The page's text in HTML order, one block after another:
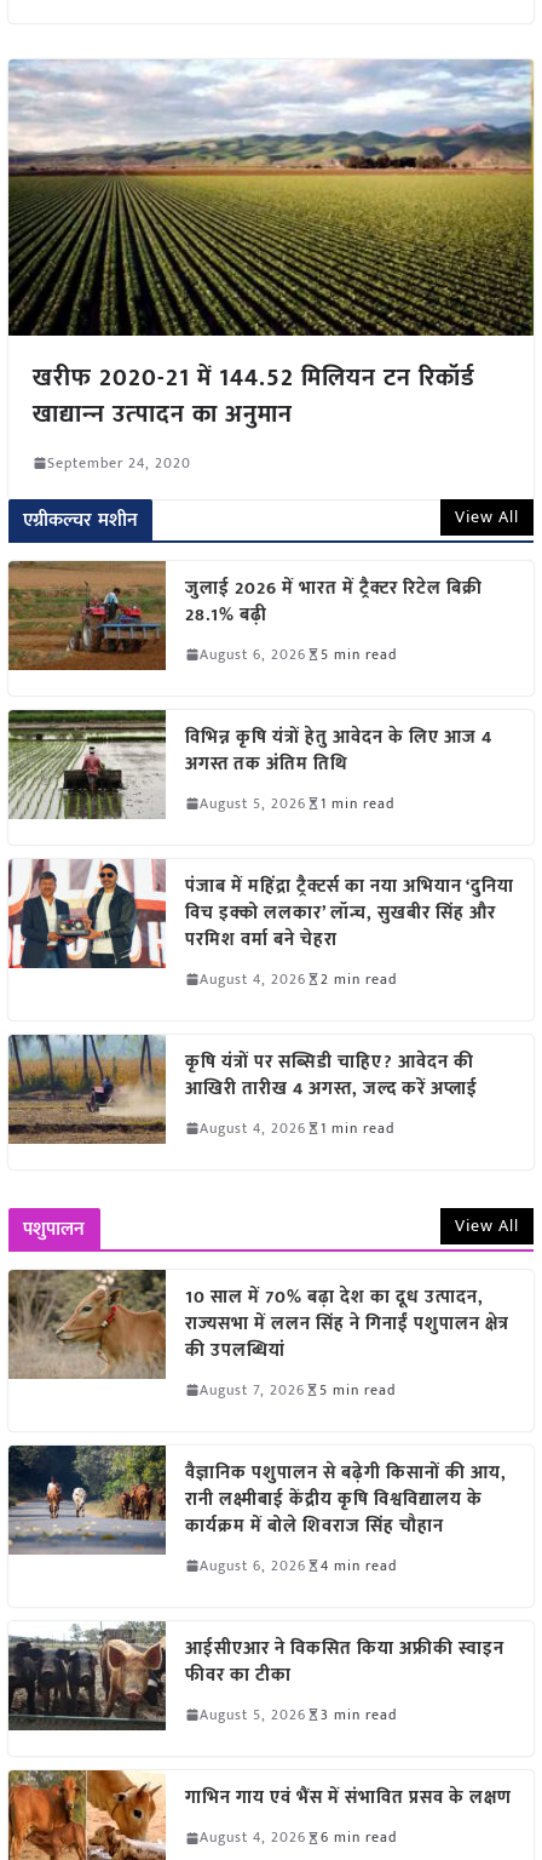
खरीफ 2020-21 में 144.52 मिलियन टन रिकॉर्ड
खाद्यान्‍न उत्‍पादन का अनुमान
September 24, 2020
एग्रीकल्चर मशीन View All
जुलाई 2026 में भारत में ट्रैक्टर रिटेल बिक्री
28.1% बढ़ी
August 6, 2026 5 min read
विभिन्न कृषि यंत्रों हेतु आवेदन के लिए आज 4
अगस्त तक अंतिम तिथि
August 5, 2026 1 min read
पंजाब में महिंद्रा ट्रैक्टर्स का नया अभियान ‘दुनिया
विच इक्को ललकार’ लॉन्च, सुखबीर सिंह और
परमिश वर्मा बने चेहरा
August 4, 2026 2 min read
कृषि यंत्रों पर सब्सिडी चाहिए? आवेदन की
आखिरी तारीख 4 अगस्त, जल्द करें अप्लाई
August 4, 2026 1 min read
पशुपालन View All
10 साल में 70% बढ़ा देश का दूध उत्पादन,
राज्यसभा में ललन सिंह ने गिनाईं पशुपालन क्षेत्र
की उपलब्धियां
August 7, 2026 5 min read
वैज्ञानिक पशुपालन से बढ़ेगी किसानों की आय,
रानी लक्ष्मीबाई केंद्रीय कृषि विश्वविद्यालय के
कार्यक्रम में बोले शिवराज सिंह चौहान
August 6, 2026 4 min read
आईसीएआर ने विकसित किया अफ्रीकी स्वाइन
फीवर का टीका
August 5, 2026 3 min read
गाभिन गाय एवं भैंस में संभावित प्रसव के लक्षण
August 4, 2026 6 min read